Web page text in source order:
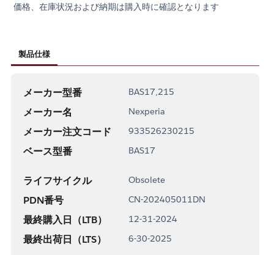
価格、在庫状況および納期は購入時に確認となります
製品仕様
メーカー型番 BAS17,215
メーカー名 Nexperia
メーカー注文コード 933526230215
ベース型番 BAS17
ライフサイクル Obsolete
PDN番号 CN-202405011DN
最終購入日（LTB） 12-31-2024
最終出荷日（LTS） 6-30-2025